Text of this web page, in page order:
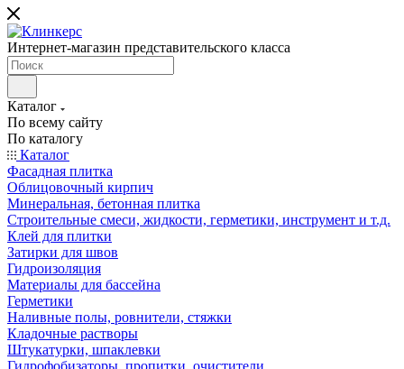
Интернет-магазин представительского класса
Каталог
По всему сайту
По каталогу
Каталог
Фасадная плитка
Облицовочный кирпич
Минеральная, бетонная плитка
Строительные смеси, жидкости, герметики, инструмент и т.д.
Клей для плитки
Затирки для швов
Гидроизоляция
Материалы для бассейна
Герметики
Наливные полы, ровнители, стяжки
Кладочные растворы
Штукатурки, шпаклевки
Гидрофобизаторы, пропитки, очистители